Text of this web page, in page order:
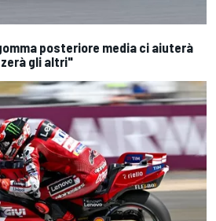
posteriore media ci aiuterà
gli altri"